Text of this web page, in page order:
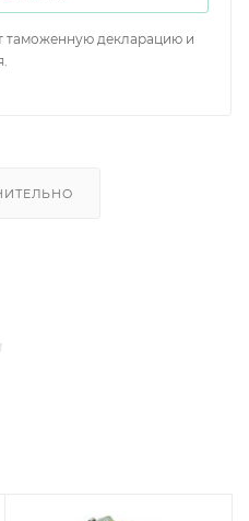
таможенную декларацию и